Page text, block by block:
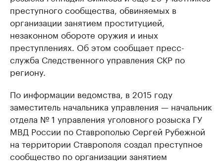
преступного сообщества, обвиняемых в
организации занятием проституцией,
незаконном обороте оружия и иных
преступлениях. Об этом сообщает пресс-
служба Следственного управления СКР по
региону.
По информации ведомства, в 2015 году
заместитель начальника управления — начальник
отдела № 1 управления уголовного розыска ГУ
МВД России по Ставрополью Сергей Рубежной
на территории Ставрополя создал преступное
сообщество по организации занятием